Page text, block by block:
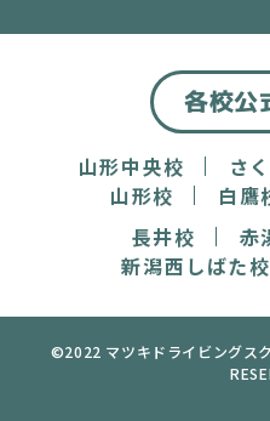
各校公
山形中央校 さ
山形校
白鷹
長井校
赤
新潟西しばた校
©2022 マツキドライビングス